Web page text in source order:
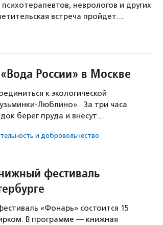
неврологов и других
встреча пройдет…
России» в Москве
к экологической
Люблино». За три часа
берег пруда и внесут…
и доброволь­чест­во
фестиваль
«Фонарь» состоится 15
В программе — книжная